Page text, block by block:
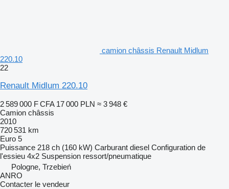
camion châssis Renault Midlum
220.10
22
Renault Midlum 220.10
2 589 000 F CFA 17 000 PLN ≈ 3 948 €
Camion châssis
2010
720 531 km
Euro 5
Puissance 218 ch (160 kW) Carburant diesel Configuration de
l'essieu 4x2 Suspension ressort/pneumatique
Pologne, Trzebień
ANRO
Contacter le vendeur